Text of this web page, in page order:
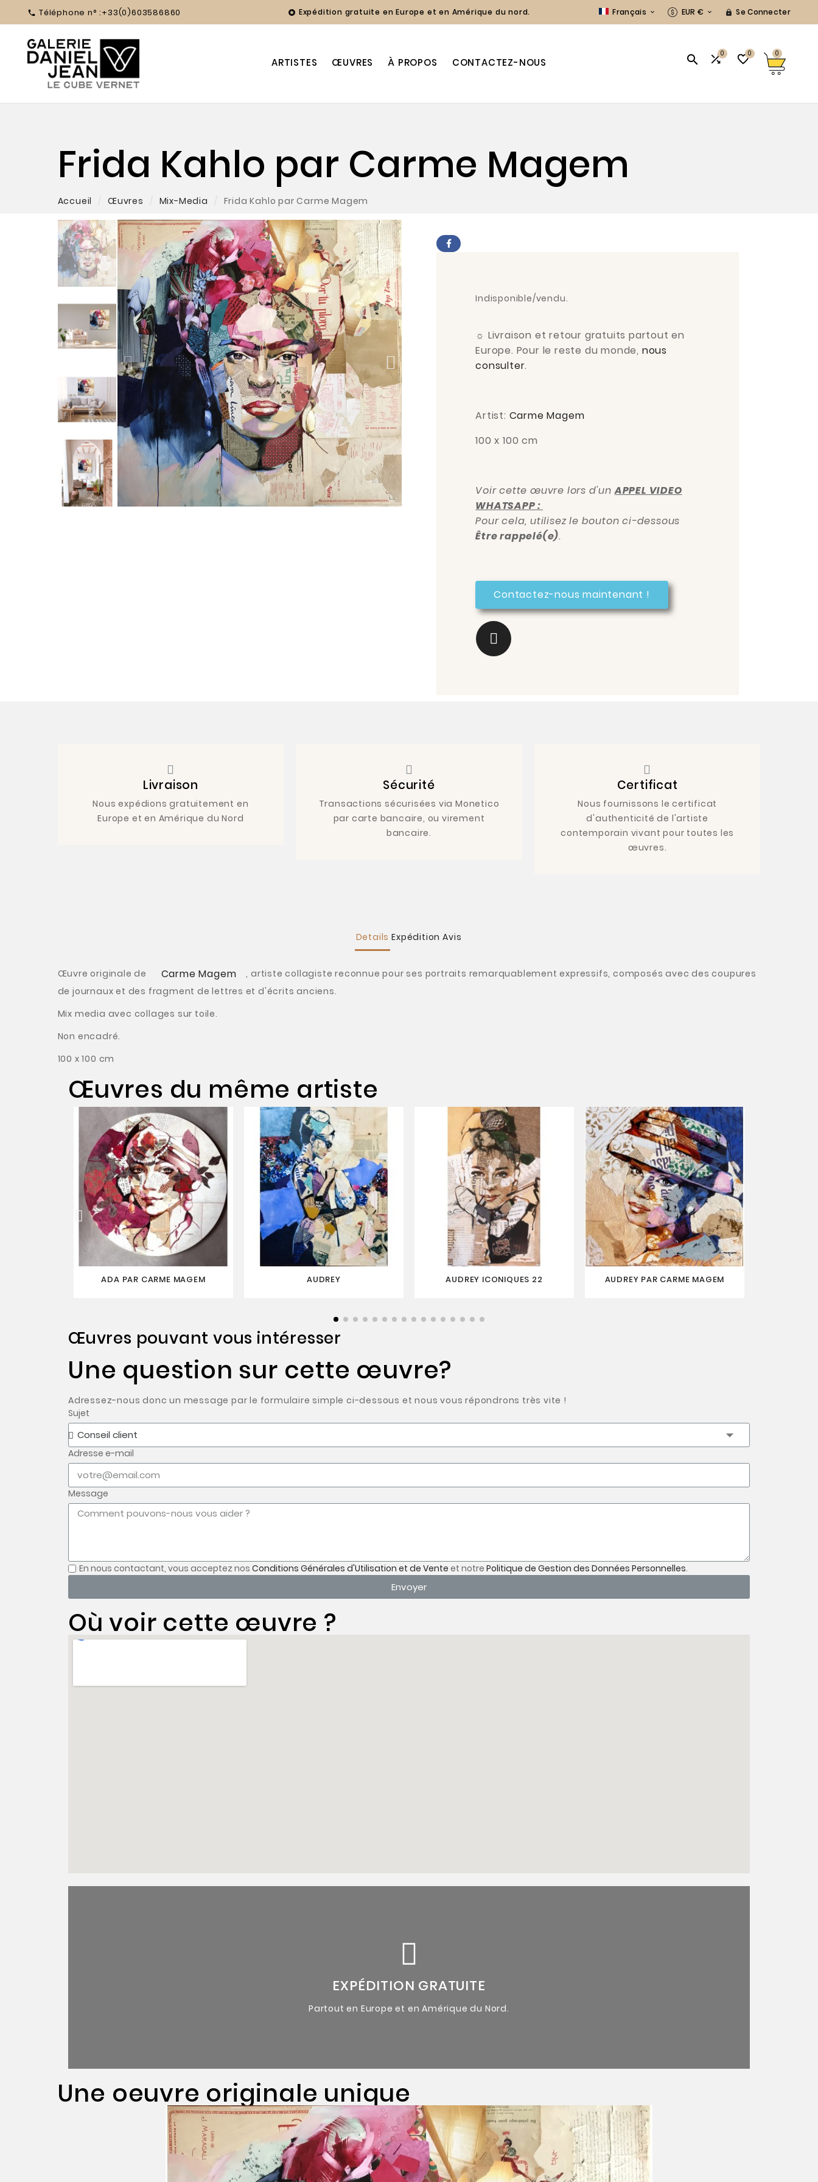
 Téléphone n° :+33(0)603586860  Expédition gratuite en Europe et en Amérique du nord. Français  EUR €   Se Connecter
ARTISTES ŒUVRES À PROPOS CONTACTEZ-NOUS  0 0 0
Frida Kahlo par Carme Magem
Accueil Œuvres Mix-Media Frida Kahlo par Carme Magem
Indisponible/vendu.
☼ Livraison et retour gratuits partout en
Europe. Pour le reste du monde, nous
consulter.
Artist: Carme Magem
100 x 100 cm
Voir cette œuvre lors d'unAPPEL VIDEO
WHATSAPP :
Pour cela, utilisez le bouton ci-dessous
Être rappelé(e).
Contactez-nous maintenant !
Livraison
Nous expédions gratuitement en
Europe et en Amérique du Nord
Sécurité
Transactions sécurisées via Monetico
par carte bancaire, ou virement
bancaire.
Certificat
Nous fournissons le certificat
d'authenticité de l'artiste
contemporain vivant pour toutes les
œuvres.
Details Expédition Avis
Œuvre originale de Carme Magem
, artiste collagiste reconnue pour ses portraits remarquablement expressifs, composés avec des coupures
de journaux et des fragment de lettres et d'écrits anciens.
Mix media avec collages sur toile.
Non encadré.
100 x 100 cm
Œuvres du même artiste
ADA PAR CARME MAGEM AUDREY AUDREY ICONIQUES 22 AUDREY PAR CARME MAGEM
Œuvres pouvant vous intéresser
Une question sur cette œuvre?
Adressez-nous donc un message par le formulaire simple ci-dessous et nous vous répondrons très vite !
Sujet
Adresse e-mail
Message
En nous contactant, vous acceptez nos Conditions Générales d'Utilisation et de Vente et notre Politique de Gestion des Données Personnelles.
Envoyer
Où voir cette œuvre ?
EXPÉDITION GRATUITE
Partout en Europe et en Amérique du Nord.
Oeuvres originales uniques
accompagnées du certificat d'authenticité de l'artiste.
Une oeuvre originale unique